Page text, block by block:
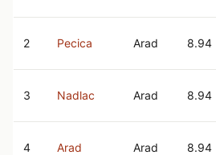
2 Pecica Arad 8.94
3 Nadlac Arad 8.94
4 Arad Arad 8.94